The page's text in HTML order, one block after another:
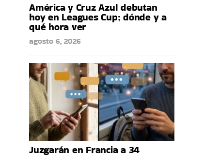
América y Cruz Azul debutan
hoy en Leagues Cup; dónde y a
qué hora ver
agosto 6, 2026
Juzgarán en Francia a 34